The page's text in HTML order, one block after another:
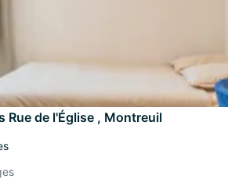
Rue de l'Église , Montreuil